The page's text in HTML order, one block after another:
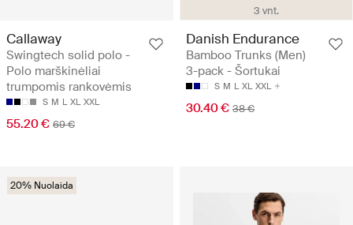
Callaway
Swingtech solid polo -
Polo marškinėliai
trumpomis rankovėmis
S M L XL XXL
55.20 € 69 €
3 vnt.
Danish Endurance
Bamboo Trunks (Men)
3-pack - Šortukai
S M L XL XXL
30.40 € 38 €
20% Nuolaida